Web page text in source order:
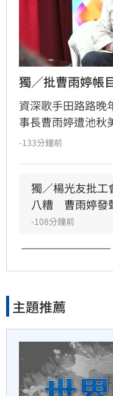
獨／批曹雨婷帳
資深歌手田路路晚
事長曹雨婷遭池秋
明及未照顧資深藝
會無關，更直言
自己成立的台灣
入紛爭。這場關
議，隨著各界大
檯面，也凸顯了
題，引發社會廣泛
-133分鐘前
獨／楊光友批工
八糟　曹雨婷發
-108分鐘前
主題推薦
漢光演習重裝出擊